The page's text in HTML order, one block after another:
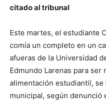
citado al tribunal
Este martes, el estudiante
comía un completo en un
afueras de la Universidad
Edmundo Larenas para ser
alimentación estudiantil,
municipal, según denunció